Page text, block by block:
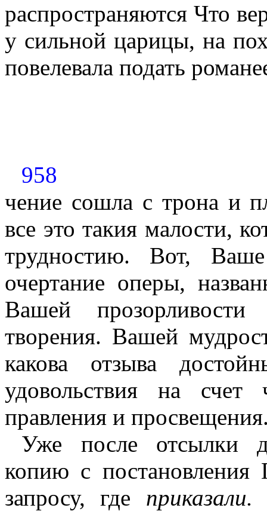
распространяются Что
у сильной царицы, на
повелевала подать
958
чение сошла с трона и
все это такия малости,
трудностию. Вот, Ваше
очертание оперы,
Вашей прозорливости
творения. Вашей
какова отзыва
удовольствия на счет
правления и
Уже после отсылки
копию с постановления
запросу, где